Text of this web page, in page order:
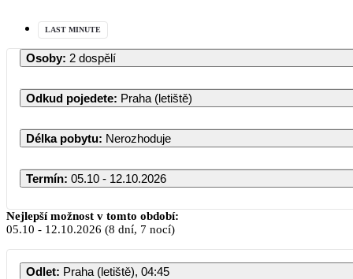
LAST MINUTE
Osoby: 2 dospělí
Odkud pojedete: Praha (letiště)
Délka pobytu: Nerozhoduje
Termín: 05.10 - 12.10.2026
Říjen 2026
PO ÚT ST ČT PÁ
Nejlepší možnost v tomto období:
05.10 - 12.10.2026 (8 dní, 7 nocí)
Odlet: Praha (letiště), 04:45